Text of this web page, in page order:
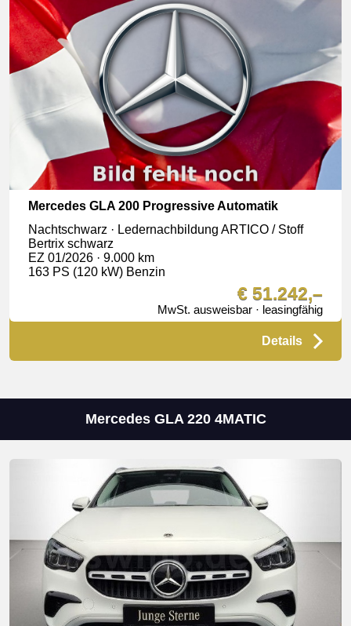
Mercedes GLA 200 Progressive Automatik
Nachtschwarz · Ledernachbildung ARTICO / Stoff
Bertrix schwarz
EZ 01/2026 · 9.000 km
163 PS (120 kW) Benzin
€ 51.242,–
MwSt. ausweisbar · leasingfähig
Details
Mercedes GLA 220 4MATIC